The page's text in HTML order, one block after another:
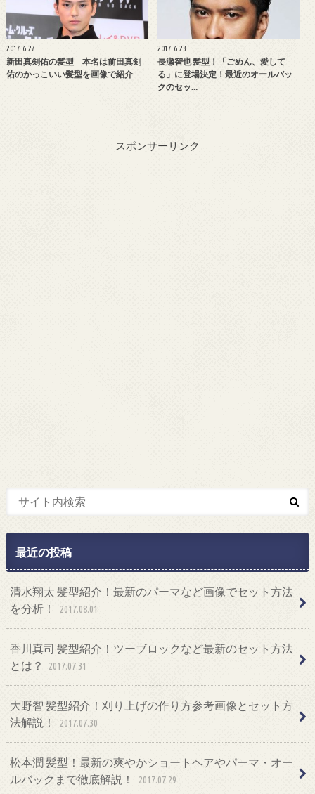
2017.6.27
新田真剣佑の髪型 本名は前田真剣
佑のかっこいい髪型を画像で紹介
2017.6.23
長瀬智也 髪型！「ごめん、愛して
る」に登場決定！最近のオールバッ
クのセッ…
スポンサーリンク
最近の投稿
清水翔太 髪型紹介！最新のパーマなど画像でセット方法
を分析！
2017.08.01
香川真司 髪型紹介！ツーブロックなど最新のセット方法
とは？
2017.07.31
大野智 髪型紹介！刈り上げの作り方参考画像とセット方
法解説！
2017.07.30
松本潤 髪型！最新の爽やかショートヘアやパーマ・オー
ルバックまで徹底解説！
2017.07.29